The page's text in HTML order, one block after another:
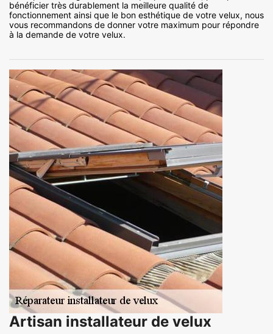
bénéficier très durablement la meilleure qualité de
fonctionnement ainsi que le bon esthétique de votre velux, nous
vous recommandons de donner votre maximum pour répondre
à la demande de votre velux.
Artisan installateur de velux